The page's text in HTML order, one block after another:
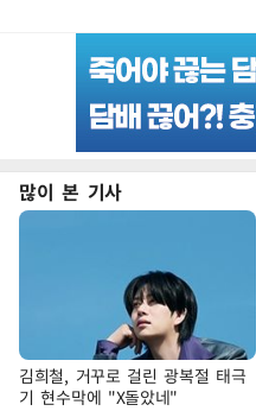
많이 본 기사
김희철, 거꾸로 걸린 광복절 태극
기 현수막에 "X돌았네"